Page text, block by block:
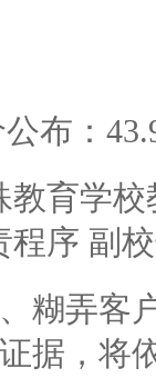
布：
教育学
程序 副
糊弄客
据，将